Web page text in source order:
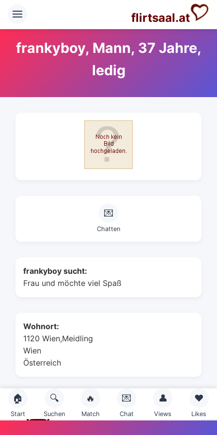
flirtsaal.at
frankyboy, Mann, 37 Jahre,
ledig
💌
Chatten
frankyboy sucht:
Frau und möchte viel Spaß
Wohnort:
1120 Wien,Meidling
Wien
Österreich
🏠
Start
🔍
Suchen
🔥
Match
💌
Chat
👤
Views
❤️
Likes